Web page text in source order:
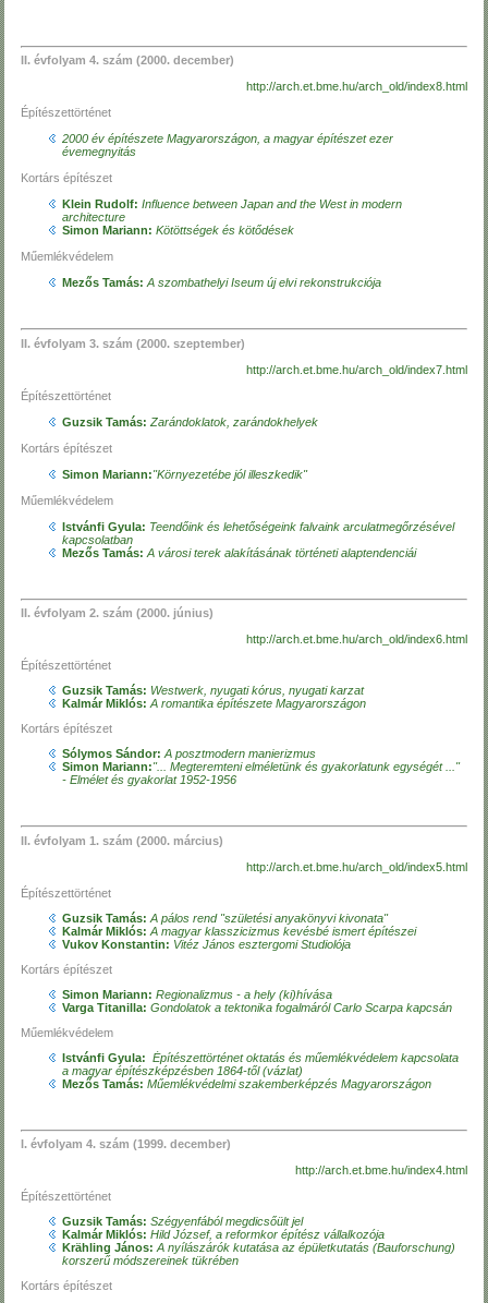
II. évfolyam 4. szám (2000. december)
http://arch.et.bme.hu/arch_old/index8.html
Építészettörténet
2000 év építészete Magyarországon, a magyar építészet ezer
évemegnyitás
Kortárs építészet
Klein Rudolf:Influence between Japan and the West in modern
architecture
Simon Mariann:Kötöttségek és kötődések
Műemlékvédelem
Mezős Tamás: A szombathelyi Iseum új elvi rekonstrukciója
II. évfolyam 3. szám (2000. szeptember)
http://arch.et.bme.hu/arch_old/index7.html
Építészettörténet
Guzsik Tamás:Zarándoklatok, zarándokhelyek
Kortárs építészet
Simon Mariann:"Környezetébe jól illeszkedik"
Műemlékvédelem
Istvánfi Gyula: Teendőink és lehetőségeink falvaink arculatmegőrzésével
kapcsolatban
Mezős Tamás:A városi terek alakításának történeti alaptendenciái
II. évfolyam 2. szám (2000. június)
http://arch.et.bme.hu/arch_old/index6.html
Építészettörténet
Guzsik Tamás: Westwerk, nyugati kórus, nyugati karzat
Kalmár Miklós:A romantika építészete Magyarországon
Kortárs építészet
Sólymos Sándor:A posztmodern manierizmus
Simon Mariann:"... Megteremteni elméletünk és gyakorlatunk egységét ..."
- Elmélet és gyakorlat 1952-1956
II. évfolyam 1. szám (2000. március)
http://arch.et.bme.hu/arch_old/index5.html
Építészettörténet
Guzsik Tamás:A pálos rend "születési anyakönyvi kivonata"
Kalmár Miklós:A magyar klasszicizmus kevésbé ismert építészei
Vukov Konstantin: Vitéz János esztergomi Studiolója
Kortárs építészet
Simon Mariann:Regionalizmus - a hely (ki)hívása
Varga Titanilla:Gondolatok a tektonika fogalmáról Carlo Scarpa kapcsán
Műemlékvédelem
Istvánfi Gyula:Építészettörténet oktatás és műemlékvédelem kapcsolata
a magyar építészképzésben 1864-től (vázlat)
Mezős Tamás:Műemlékvédelmi szakemberképzés Magyarországon
I. évfolyam 4. szám (1999. december)
http://arch.et.bme.hu/index4.html
Építészettörténet
Guzsik Tamás:Szégyenfából megdicsőült jel
Kalmár Miklós:Hild József, a reformkor építész vállalkozója
Krähling János:A nyílászárók kutatása az épületkutatás (Bauforschung)
korszerű módszereinek tükrében
Kortárs építészet